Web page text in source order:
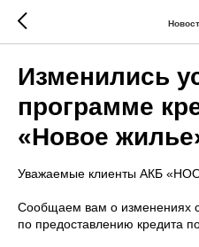
Изменились
программе
«Новое
Уважаемые клиенты АКБ
Сообщаем вам о изменениях
по предоставлению кредита